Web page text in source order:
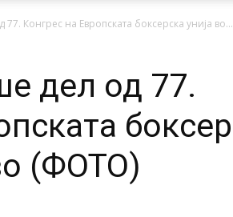
Конгрес на Европската боксерска унија во...
дел од 77.
(ФОТО)